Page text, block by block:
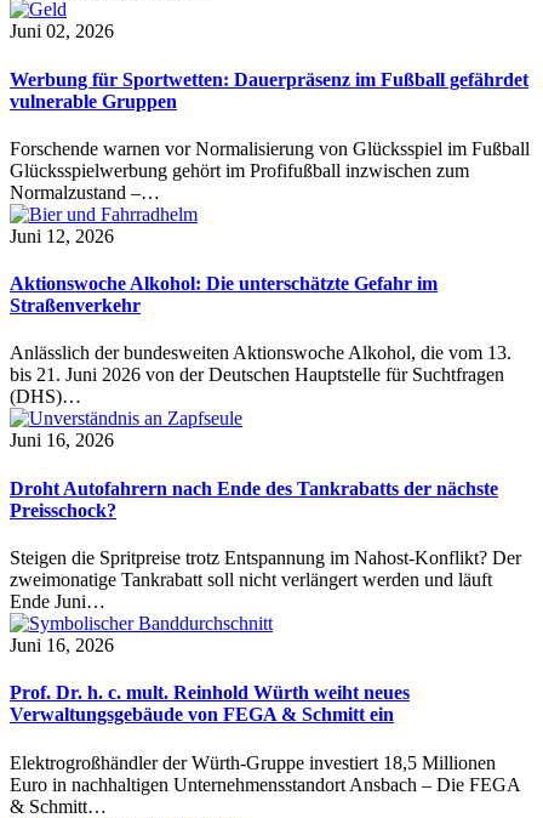
Juni 02, 2026
Werbung für Sportwetten: Dauerpräsenz im Fußball gefährdet
vulnerable Gruppen
Forschende warnen vor Normalisierung von Glücksspiel im Fußball
Glücksspielwerbung gehört im Profifußball inzwischen zum
Normalzustand –…
Juni 12, 2026
Aktionswoche Alkohol: Die unterschätzte Gefahr im
Straßenverkehr
Anlässlich der bundesweiten Aktionswoche Alkohol, die vom 13.
bis 21. Juni 2026 von der Deutschen Hauptstelle für Suchtfragen
(DHS)…
Juni 16, 2026
Droht Autofahrern nach Ende des Tankrabatts der nächste
Preisschock?
Steigen die Spritpreise trotz Entspannung im Nahost-Konflikt? Der
zweimonatige Tankrabatt soll nicht verlängert werden und läuft
Ende Juni…
Juni 16, 2026
Prof. Dr. h. c. mult. Reinhold Würth weiht neues
Verwaltungsgebäude von FEGA & Schmitt ein
Elektrogroßhändler der Würth-Gruppe investiert 18,5 Millionen
Euro in nachhaltigen Unternehmensstandort Ansbach – Die FEGA
& Schmitt…